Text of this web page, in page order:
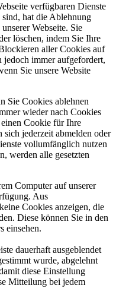
verfügbaren Dienste
hat die Ablehnung
Webseite. Sie
löschen, indem Sie Ihre
aller Cookies auf
jedoch immer aufgefordert,
Sie unsere Website
Sie Cookies ablehnen
wieder nach Cookies
Cookie für Ihre
jederzeit abmelden oder
vollumfänglich nutzen
werden alle gesetzten
Computer auf unserer
Aus
Cookies anzeigen, die
Diese können Sie in den
einsehen.
dauerhaft ausgeblendet
wurde, abgelehnt
diese Einstellung
Mitteilung bei jedem